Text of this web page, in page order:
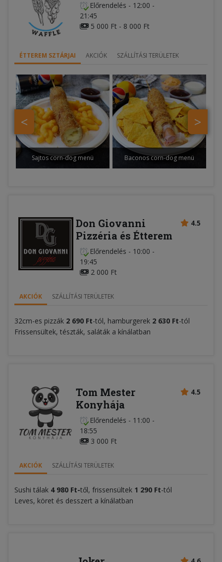
Előrendelés - 12:00 -
21:45
5 000 Ft - 8 000 Ft
ÉTTEREM SZTÁRJAI AKCIÓK SZÁLLÍTÁSI TERÜLETEK
>
<
Sajtos corn-dog menü Baconos corn-dog menü
4.5
Don Giovanni
Pizzéria és Étterem
Előrendelés - 10:00 -
19:45
2 000 Ft
AKCIÓK SZÁLLÍTÁSI TERÜLETEK
32cm-es pizzák 2 690 Ft-tól, hamburgerek 2 630 Ft-tól
Frissensültek, tészták, saláták a kínálatban
4.5
Tom Mester
Konyhája
Előrendelés - 11:00 -
18:55
3 000 Ft
AKCIÓK SZÁLLÍTÁSI TERÜLETEK
Sushi tálak 4 980 Ft-től, frissensültek 1 290 Ft-tól
Leves, köret és desszert a kínálatban